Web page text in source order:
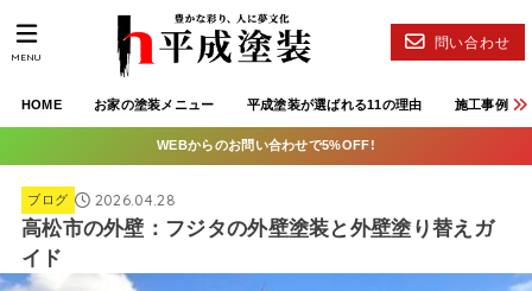
HOME お家の塗装メニュー 平成塗装が選ばれる11の理由 施工事例
問い合わせ
MENU
WEBからのお問い合わせで5%OFF!
ブログ 2026.04.28
高松市の外壁：フジタの外壁塗装と外壁塗り替えガ
イド